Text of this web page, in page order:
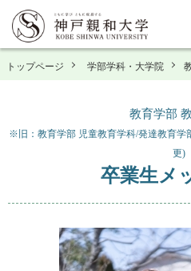
トップページ 学部学科・大学院
教育学部
※旧：教育学部 児童教育学科/発達教育学
更)
卒業生メ